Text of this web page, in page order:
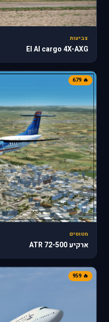
צביעות
El Al cargo 4X-AXG
🔥 679
מטוסים
ארקיע ATR 72-500
🔥 959